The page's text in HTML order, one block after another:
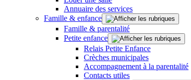
Annuaire des services
Famille & enfance
Famille & parentalité
Petite enfance
Relais Petite Enfance
Crèches municipales
Accompagnement à la parentalité
Contacts utiles